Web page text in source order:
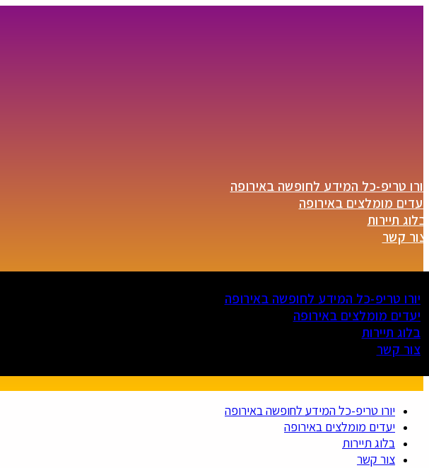
יורו טריפ-כל המידע לחופשה באירופה
יעדים מומלצים באירופה
בלוג תיירות
צור קשר
יורו טריפ-כל המידע לחופשה באירופה
יעדים מומלצים באירופה
בלוג תיירות
צור קשר
יורו טריפ-כל המידע לחופשה באירופה
יעדים מומלצים באירופה
בלוג תיירות
צור קשר